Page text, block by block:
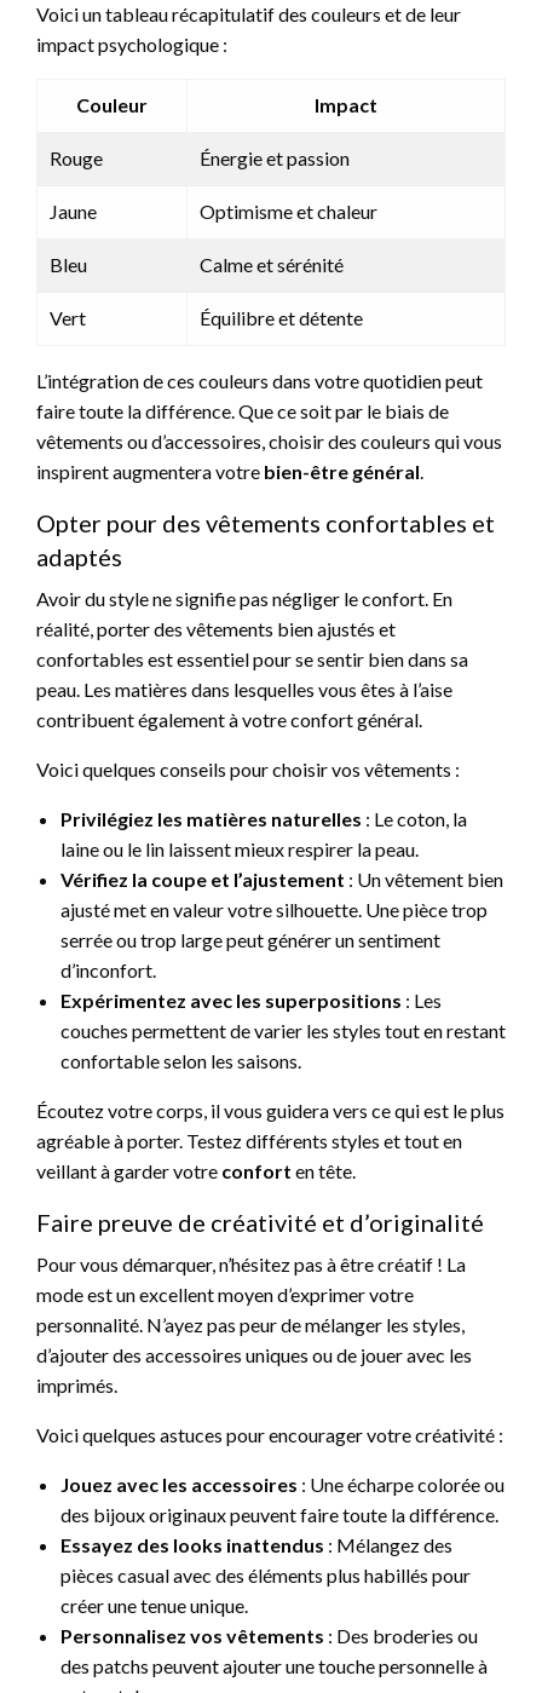
Voici un tableau récapitulatif des couleurs et de leur
impact psychologique :
Couleur Impact
Rouge Énergie et passion
Jaune Optimisme et chaleur
Bleu Calme et sérénité
Vert Équilibre et détente
L’intégration de ces couleurs dans votre quotidien peut
faire toute la différence. Que ce soit par le biais de
vêtements ou d’accessoires, choisir des couleurs qui vous
inspirent augmentera votre bien-être général
Opter pour des vêtements confortables et
adaptés
Avoir du style ne signifie pas négliger le confort. En
réalité, porter des vêtements bien ajustés et
confortables est essentiel pour se sentir bien dans sa
peau. Les matières dans lesquelles vous êtes à l’aise
contribuent également à votre confort général.
Voici quelques conseils pour choisir vos vêtements :
Privilégiez les matières naturelles : Le coton, la
laine ou le lin laissent mieux respirer la peau.
Vérifiez la coupe et l’ajustement : Un vêtement bien
ajusté met en valeur votre silhouette. Une pièce trop
serrée ou trop large peut générer un sentiment
d’inconfort.
Expérimentez avec les superpositions : Les
couches permettent de varier les styles tout en restant
confortable selon les saisons.
Écoutez votre corps, il vous guidera vers ce qui est le plus
agréable à porter. Testez différents styles et tout en
veillant à garder votre confort en tête.
Faire preuve de créativité et d’originalité
Pour vous démarquer, n’hésitez pas à être créatif ! La
mode est un excellent moyen d’exprimer votre
personnalité. N’ayez pas peur de mélanger les styles,
d’ajouter des accessoires uniques ou de jouer avec les
imprimés.
Voici quelques astuces pour encourager votre créativité :
Jouez avec les accessoires : Une écharpe colorée ou
des bijoux originaux peuvent faire toute la différence.
Essayez des looks inattendus : Mélangez des
pièces casual avec des éléments plus habillés pour
créer une tenue unique.
Personnalisez vos vêtements : Des broderies ou
des patchs peuvent ajouter une touche personnelle à